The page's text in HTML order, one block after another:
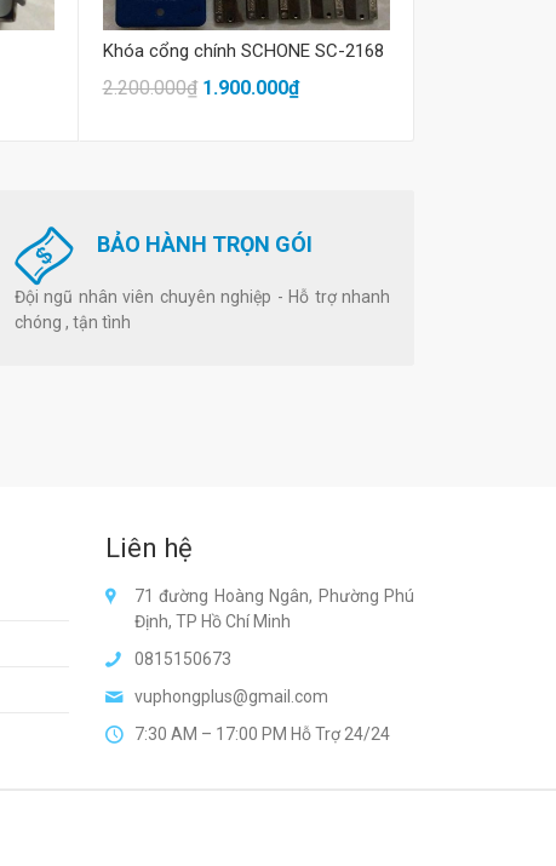
Khóa cổng chính SCHONE SC-2168
2.200.000₫ 1.900.000₫
BẢO HÀNH TRỌN GÓI
Đội ngũ nhân viên chuyên nghiệp - Hỗ trợ nhanh
chóng , tận tình
Liên hệ
71 đường Hoàng Ngân, Phường Phú
Định, TP Hồ Chí Minh
0815150673
vuphongplus@gmail.com
7:30 AM – 17:00 PM Hỗ Trợ 24/24